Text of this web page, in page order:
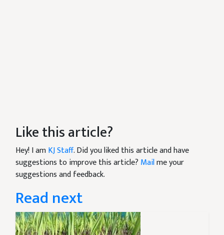
Like this article?
Hey! I amKJ Staff. Did you liked this article and have
suggestions to improve this article? Mailme your
suggestions and feedback.
Read next